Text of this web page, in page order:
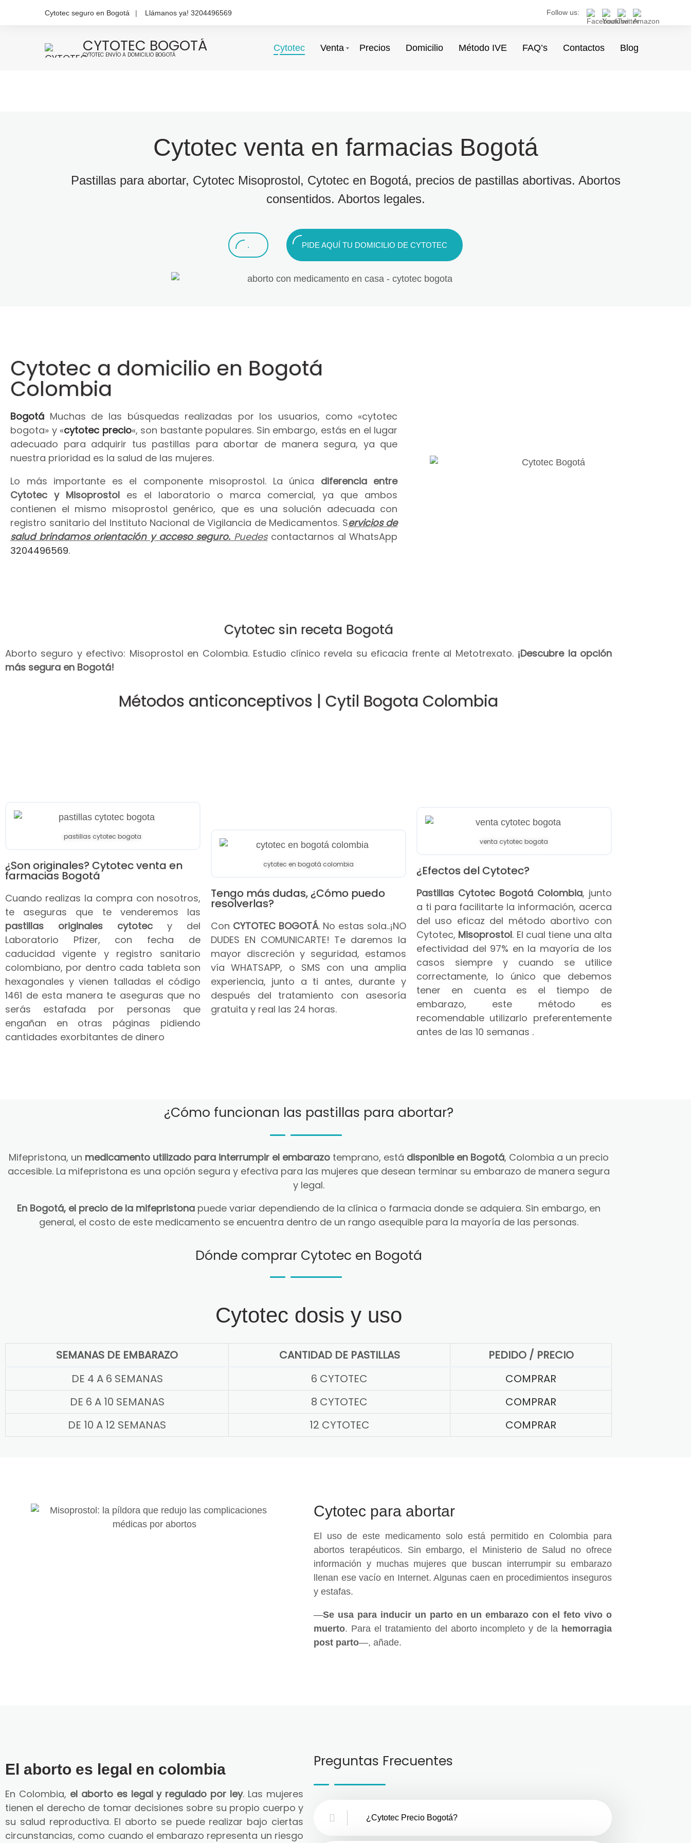
Cytotec seguro en Bogotá Llámanos ya! 3204496569 Follow us:
CYTOTEC BOGOTÁ
CYTOTEC ENVÍO A DOMICILIO BOGOTÁ
Cytotec Venta Precios Domicilio Método IVE FAQ’s Contactos Blog
Cytotec venta en farmacias Bogotá
Pastillas para abortar, Cytotec Misoprostol, Cytotec en Bogotá, precios de pastillas abortivas. Abortos
consentidos. Abortos legales.
. PIDE AQUÍ TU DOMICILIO DE CYTOTEC
Cytotec a domicilio en Bogotá
Colombia
Bogotá Muchas de las búsquedas realizadas por los usuarios, como «cytotec
bogota» y «cytotec precio«, son bastante populares. Sin embargo, estás en el lugar
adecuado para adquirir tus pastillas para abortar de manera segura, ya que
nuestra prioridad es la salud de las mujeres.
Lo más importante es el componente misoprostol. La única diferencia entre
Cytotec y Misoprostol es el laboratorio o marca comercial, ya que ambos
contienen el mismo misoprostol genérico, que es una solución adecuada con
registro sanitario del Instituto Nacional de Vigilancia de Medicamentos. Servicios de
salud brindamos orientación y acceso seguro. Puedescontactarnos al WhatsApp
3204496569.
Cytotec sin receta Bogotá
Aborto seguro y efectivo: Misoprostol en Colombia. Estudio clínico revela su eficacia frente al Metotrexato. ¡Descubre la opción
más segura en Bogotá!
Métodos anticonceptivos | Cytil Bogota Colombia
pastillas cytotec bogota
¿Son originales? Cytotec venta en
farmacias Bogotá
Cuando realizas la compra con nosotros,
te aseguras que te venderemos las
pastillas originales cytotec y del
Laboratorio Pfizer, con fecha de
caducidad vigente y registro sanitario
colombiano, por dentro cada tableta son
hexagonales y vienen talladas el código
1461 de esta manera te aseguras que no
serás estafada por personas que
engañan en otras páginas pidiendo
cantidades exorbitantes de dinero
cytotec en bogotá colombia
Tengo más dudas, ¿Cómo puedo
resolverlas?
Con CYTOTEC BOGOTÁ. No estas sola..¡NO
DUDES EN COMUNICARTE! Te daremos la
mayor discreción y seguridad, estamos
vía WHATSAPP, o SMS con una amplia
experiencia, junto a ti antes, durante y
después del tratamiento con asesoría
gratuita y real las 24 horas.
venta cytotec bogota
¿Efectos del Cytotec?
Pastillas Cytotec Bogotá Colombia, junto
a ti para facilitarte la información, acerca
del uso eficaz del método abortivo con
Cytotec, Misoprostol. El cual tiene una alta
efectividad del 97% en la mayoría de los
casos siempre y cuando se utilice
correctamente, lo único que debemos
tener en cuenta es el tiempo de
embarazo, este método es
recomendable utilizarlo preferentemente
antes de las 10 semanas .
¿Cómo funcionan las pastillas para abortar?
Mifepristona, un medicamento utilizado para interrumpir el embarazotemprano, está disponible en Bogotá, Colombia a un precio
accesible. La mifepristona es una opción segura y efectiva para las mujeres que desean terminar su embarazo de manera segura
y legal.
En Bogotá, el precio de la mifepristonapuede variar dependiendo de la clínica o farmacia donde se adquiera. Sin embargo, en
general, el costo de este medicamento se encuentra dentro de un rango asequible para la mayoría de las personas.
Dónde comprar Cytotec en Bogotá
Cytotec dosis y uso
SEMANAS DE EMBARAZO CANTIDAD DE PASTILLAS
PEDIDO / PRECIO
DE 4 A 6 SEMANAS
6 CYTOTEC
COMPRAR
DE 6 A 10 SEMANAS
8 CYTOTEC
COMPRAR
DE 10 A 12 SEMANAS
12 CYTOTEC COMPRAR
Cytotec para abortar
El uso de este medicamento solo está permitido en Colombia para
abortos terapéuticos. Sin embargo, el Ministerio de Salud no ofrece
información y muchas mujeres que buscan interrumpir su embarazo
llenan ese vacío en Internet. Algunas caen en procedimientos inseguros
y estafas.
—Se usa para inducir un parto en un embarazo con el feto vivo o
muerto. Para el tratamiento del aborto incompleto y de la hemorragia
post parto—, añade.
El aborto es legal en colombia
En Colombia, el aborto es legal y regulado por ley. Las mujeres
tienen el derecho de tomar decisiones sobre su propio cuerpo y
su salud reproductiva. El aborto se puede realizar bajo ciertas
circunstancias, como cuando el embarazo representa un riesgo
Preguntas Frecuentes
¿Cytotec Precio Bogotá?